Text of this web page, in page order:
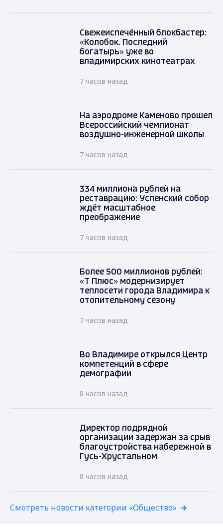
Свежеиспечённый блокбастер:
«Колобок. Последний
богатырь» уже во
владимирских кинотеатрах
7 часов назад
На аэродроме Каменово прошел
Всероссийский чемпионат
воздушно-инженерной школы
7 часов назад
334 миллиона рублей на
реставрацию: Успенский собор
ждёт масштабное
преображение
7 часов назад
Более 500 миллионов рублей:
«Т Плюс» модернизирует
теплосети города Владимира к
отопительному сезону
7 часов назад
Во Владимире открылся Центр
компетенций в сфере
демографии
8 часов назад
Директор подрядной
организации задержан за срыв
благоустройства набережной в
Гусь-Хрустальном
8 часов назад
Смотреть новости категории «Общество»